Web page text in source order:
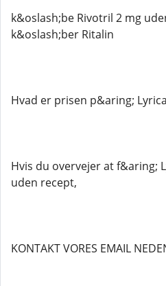
k&oslash;be Rivotril 2 mg
k&oslash;ber Ritalin
Hvad er prisen p&aring;
Hvis du overvejer at f&aring;
uden recept,
KONTAKT VORES EMAIL